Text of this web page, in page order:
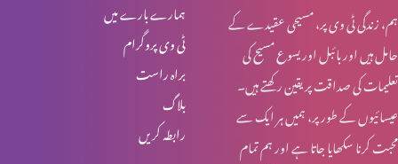
خواجہ سرا کا مقام کلام مقدس میں (حصہ 1)
قربانی کا گوشت اور خواتین کی زمداری
ہمارے بارے میں
ٹی وی پروگرام
براہ راست
بلاگ
رابطہ کریں
ہم، زندگی ٹی وی پر، مسیحی عقیدے کے
حامل ہیں اور بائبل اور یسوع مسیح کی
تعلیمات کی صداقت پر یقین رکھتے ہیں۔
عیسائیوں کے طور پر، ہمیں ہر ایک سے
محبت کرنا سکھایا جاتا ہے اور ہم تمام